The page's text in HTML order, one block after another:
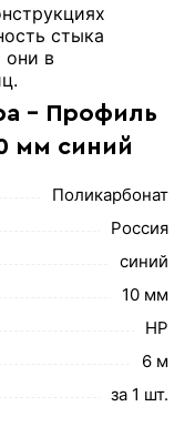
стыка
они в
- Профиль
мм синий
Поликарбонат
Россия
синий
10 мм
HP
6 м
за 1 шт.